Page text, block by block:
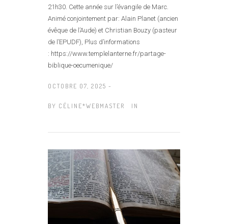
21h30. Cette année sur l’évangile de Marc.
Animé conjointement par: Alain Planet (ancien
évêque de l’Aude) et Christian Bouzy (pasteur
de l’EPUDF), Plus d’informations
: https://www.templelanterne.fr/partage-
biblique-oecumenique/
OCTOBRE 07, 2025 -
BY CÉLINE*WEBMASTER IN